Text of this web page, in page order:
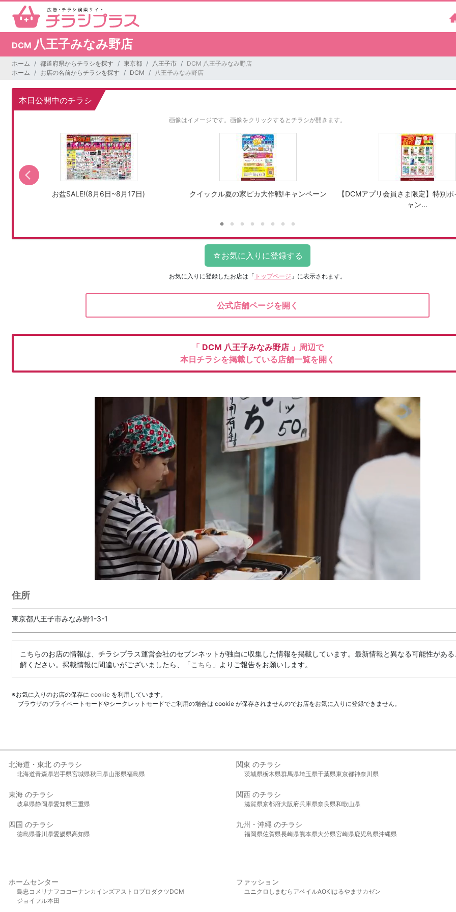
DCM 八王子みなみ野店
ホーム 都道府県からチラシを探す 東京都 八王子市
DCM 八王子みなみ野店
ホーム
お店の名前からチラシを探す DCM 八王子みなみ野店
本日公開中のチラシ
画像はイメージです。 画像をクリックするとチラシが開きます。
お盆SALE!(8月6日~8月17日) クイックル夏の家ピカ大作戦!キャンペーン
【DCMアプリ会員さま限定】特別
ャン…
お気に入りに登録したお店は 「 トップページ 」に表示されます。
公式店舗ページを開く
「 DCM 八王子みなみ野店 」周辺で
本日チラシを掲載している店舗一覧を開く
住所
東京都八王子市みなみ野1-3-1
こちらのお店の情報は、チラシプラス運営会社のセブンネットが独自に収集した情報を掲載しています。最新情報と異なる可能性があ
解ください。掲載情報に間違いがございましたら、「こちら 」よりご報告をお願いします。
※お気に入りのお店の保存に cookie を利用しています。
ブラウザのプライベートモードやシークレットモードでご利用の場合は cookie が保存されませんのでお店をお気に入りに登録できません。
北海道・東北 のチラシ
北海道青森県岩手県宮城県秋田県山形県福島県
関東 のチラシ
茨城県栃木県群馬県埼玉県千葉県東京都神奈川県
東海 のチラシ
岐阜県静岡県愛知県三重県
関西 のチラシ
滋賀県京都府大阪府兵庫県奈良県和歌山県
四国 のチラシ
徳島県香川県愛媛県高知県
九州・沖縄 のチラシ
福岡県佐賀県長崎県熊本県大分県宮崎県鹿児島県沖縄県
ホームセンター
島忠 コメリ ナフコ コーナンカインズアストロプロダクツDCM
ジョイフル本田
ファッション
ユニクロ しまむら アベイルAOKIはるやま サカゼン